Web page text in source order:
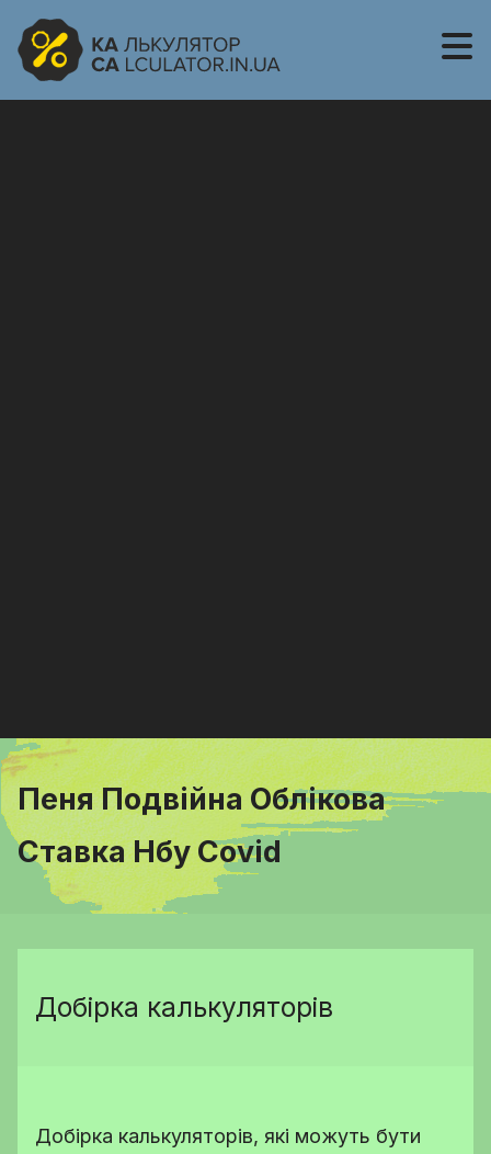
Пеня Подвійна Облікова
Ставка Нбу Covid
Добірка калькуляторів
Добірка калькуляторів, які можуть бути